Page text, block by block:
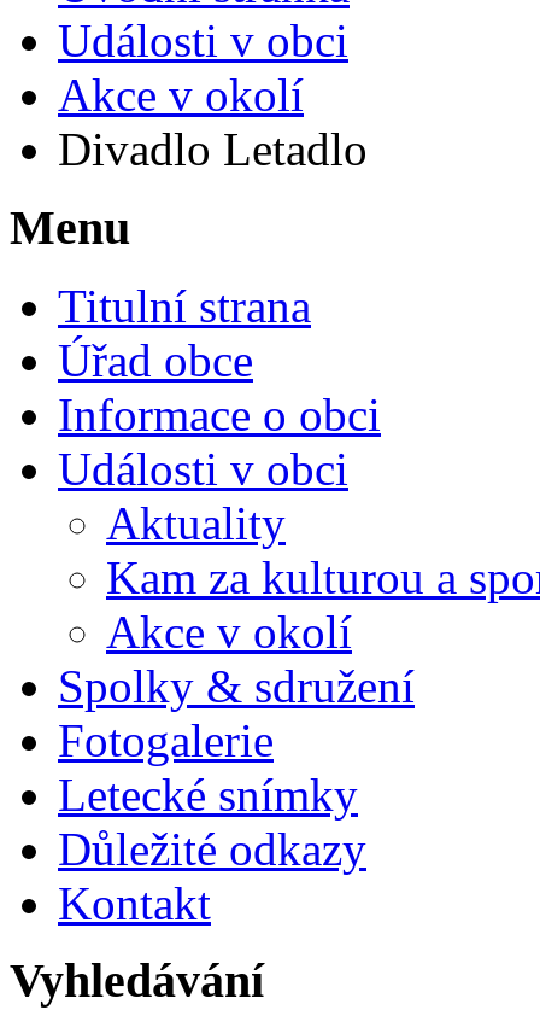
Události v obci
Akce v okolí
Divadlo Letadlo
Menu
Titulní strana
Úřad obce
Informace o obci
Události v obci
Aktuality
Kam za kulturou a
Akce v okolí
Spolky & sdružení
Fotogalerie
Letecké snímky
Důležité odkazy
Kontakt
Vyhledávání